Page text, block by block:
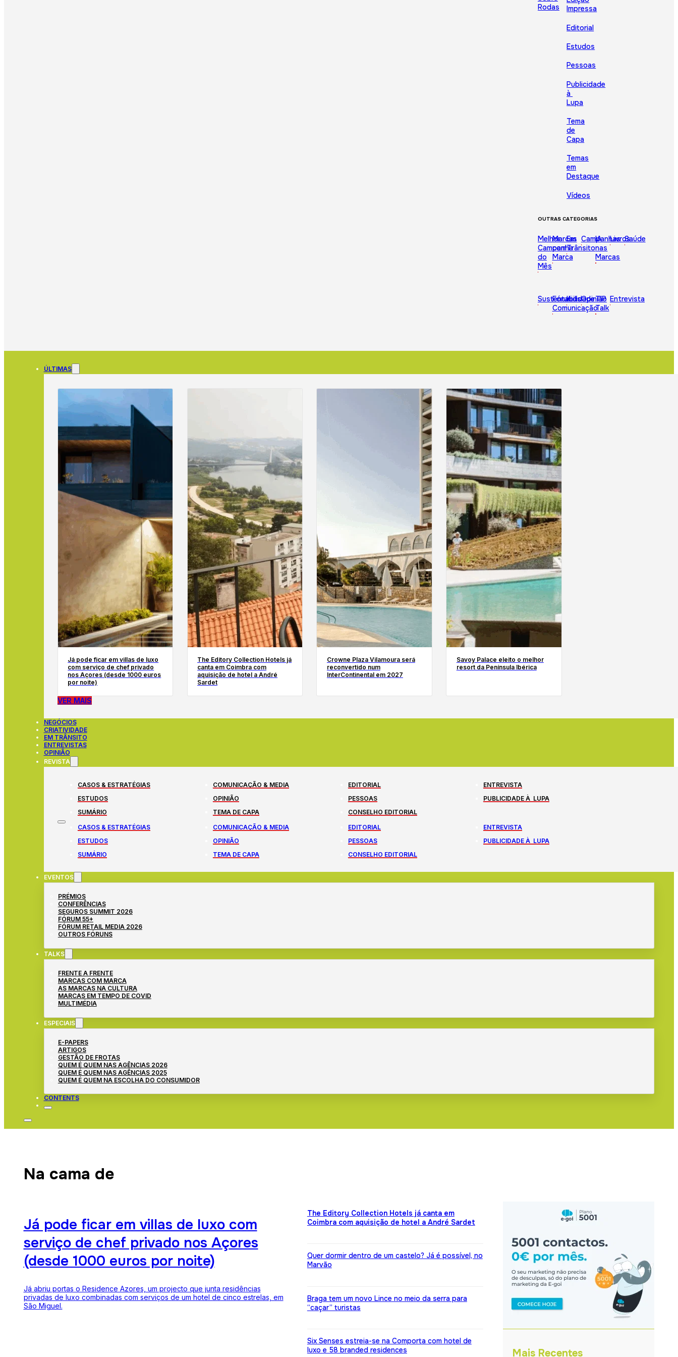
Rodas
Impressa
Editorial
Estudos
Pessoas
Publicidade
à
Lupa
Tema
de
Capa
Temas
em
Destaque
Vídeos
OUTRAS CATEGORIAS
Melhor
Campanha
do
Mês
Marcas
com
Marca
Em
Trânsito
Campanhas
IA
nas
Marcas
LivrosSaúde
Sustentabilidade
Fórum
Comunicação
KidsOpinião
TIP
Talk
Entrevista
ÚLTIMAS
Já pode ficar em villas de luxo
com serviço de chef privado
nos Açores (desde 1000 euros
por noite)
The Editory Collection Hotels já
canta em Coimbra com
aquisição de hotel a André
Sardet
Crowne Plaza Vilamoura será
reconvertido num
InterContinental em 2027
Savoy Palace eleito o melhor
resort da Península Ibérica
VER MAIS
NEGÓCIOS
CRIATIVIDADE
EM TRÂNSITO
ENTREVISTAS
OPINIÃO
REVISTA
CASOS & ESTRATÉGIAS COMUNICAÇÃO & MEDIA EDITORIAL
ENTREVISTA
ESTUDOS
OPINIÃO PESSOAS
PUBLICIDADE À LUPA
SUMÁRIO
TEMA DE CAPA
CONSELHO EDITORIAL
CASOS & ESTRATÉGIAS
COMUNICAÇÃO & MEDIA EDITORIAL
ENTREVISTA
ESTUDOS
OPINIÃO PESSOAS
PUBLICIDADE À LUPA
SUMÁRIO
TEMA DE CAPA CONSELHO EDITORIAL
EVENTOS
PRÉMIOS
CONFERÊNCIAS
SEGUROS SUMMIT 2026
FÓRUM 55+
FÓRUM RETAIL MEDIA 2026
OUTROS FÓRUNS
TALKS
FRENTE A FRENTE
MARCAS COM MARCA
AS MARCAS NA CULTURA
MARCAS EM TEMPO DE COVID
MULTIMÉDIA
ESPECIAIS
E-PAPERS
ARTIGOS
GESTÃO DE FROTAS
QUEM É QUEM NAS AGÊNCIAS 2026
QUEM É QUEM NAS AGÊNCIAS 2025
QUEM É QUEM NA ESCOLHA DO CONSUMIDOR
CONTENTS
Na cama de
Já pode ficar em villas de luxo com
serviço de chef privado nos Açores
(desde 1000 euros por noite)
Já abriu portas o Residence Azores, um projecto que junta residências
privadas de luxo combinadas com serviços de um hotel de cinco estrelas, em
São Miguel.
The Editory Collection Hotels já canta em
Coimbra com aquisição de hotel a André Sardet
Quer dormir dentro de um castelo? Já é possível, no
Marvão
Braga tem um novo Lince no meio da serra para
“caçar” turistas
Six Senses estreia-se na Comporta com hotel de
luxo e 58 branded residences
Mais Recentes